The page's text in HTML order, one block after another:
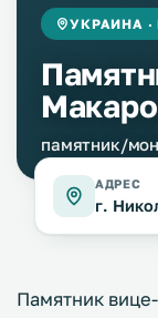
УКРАИНА
памятник/
АДРЕС
г.
Памятник